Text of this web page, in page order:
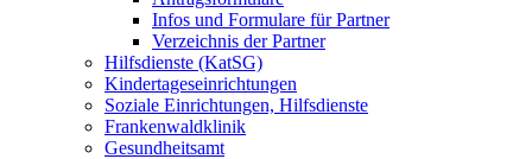
Infos und Formulare für Partner
Verzeichnis der Partner
Hilfsdienste (KatSG)
Kindertageseinrichtungen
Soziale Einrichtungen, Hilfsdienste
Frankenwaldklinik
Gesundheitsamt